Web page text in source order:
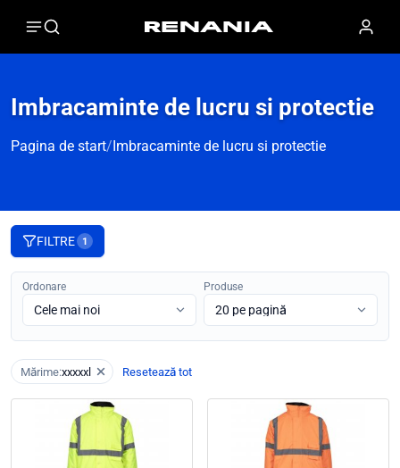
Imbracaminte de lucru si protectie
Pagina de start/ Imbracaminte de lucru si protectie
FILTRE 1
Ordonare Produse
Mărime:xxxxxl Resetează tot